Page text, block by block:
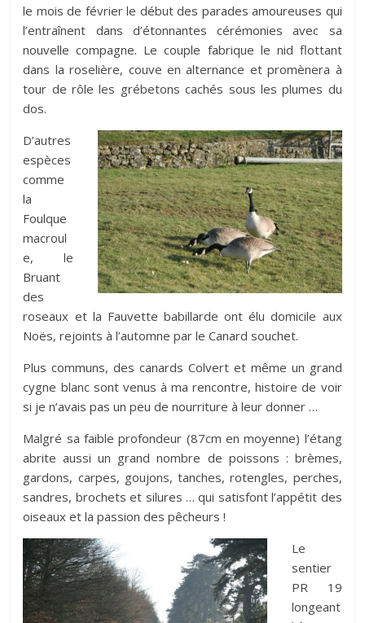
le mois de février le début des parades amoureuses qui
l’entraînent dans d’étonnantes cérémonies avec sa
nouvelle compagne. Le couple fabrique le nid flottant
dans la roselière, couve en alternance et promènera à
tour de rôle les grébetons cachés sous les plumes du
dos.
D’autres
espèces
comme
la
Foulque
macroul
e, le
Bruant
des
roseaux et la Fauvette babillarde ont élu domicile aux
Noës, rejoints à l’automne par le Canard souchet.
Plus communs, des canards Colvert et même un grand
cygne blanc sont venus à ma rencontre, histoire de voir
si je n’avais pas un peu de nourriture à leur donner …
Malgré sa faible profondeur (87cm en moyenne) l’étang
abrite aussi un grand nombre de poissons : brèmes,
gardons, carpes, goujons, tanches, rotengles, perches,
sandres, brochets et silures … qui satisfont l’appétit des
oiseaux et la passion des pêcheurs !
Le
sentier
PR 19
longeant